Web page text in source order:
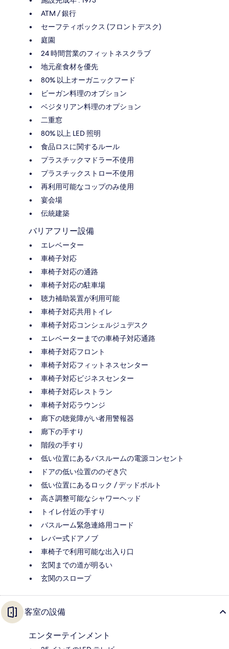
ATM / 銀行
セーフティボックス (フロントデスク)
庭園
24 時間営業のフィットネスクラブ
地元産食材を優先
80% 以上オーガニックフード
ビーガン料理のオプション
ベジタリアン料理のオプション
二重窓
80% 以上 LED 照明
食品ロスに関するルール
プラスチックマドラー不使用
プラスチックストロー不使用
再利用可能なコップのみ使用
宴会場
伝統建築
バリアフリー設備
エレベーター
車椅子対応
車椅子対応の通路
車椅子対応の駐車場
聴力補助装置が利用可能
車椅子対応共用トイレ
車椅子対応コンシェルジュデスク
エレベーターまでの車椅子対応通路
車椅子対応フロント
車椅子対応フィットネスセンター
車椅子対応ビジネスセンター
車椅子対応レストラン
車椅子対応ラウンジ
廊下の聴覚障がい者用警報器
廊下の手すり
階段の手すり
低い位置にあるバスルームの電源コンセント
ドアの低い位置ののぞき穴
低い位置にあるロック / デッドボルト
高さ調整可能なシャワーヘッド
トイレ付近の手すり
バスルーム緊急連絡用コード
レバー式ドアノブ
車椅子で利用可能な出入り口
玄関までの道が明るい
玄関のスロープ
客室の設備
エンターテインメント